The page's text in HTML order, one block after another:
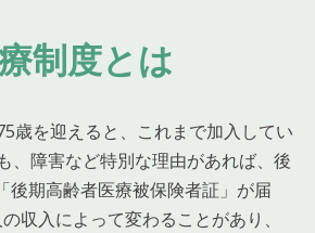
制度とは
歳を迎えると、これまで加入してい
、障害など特別な理由があれば、後
期高齢者医療被保険者証」が届
収入によって変わることがあり、